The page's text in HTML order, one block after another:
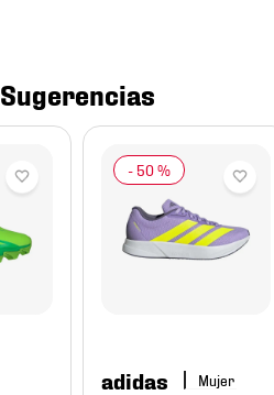
Sugerencias
- 50 %
adidas Mujer